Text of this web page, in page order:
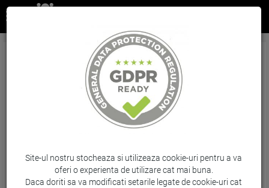
Tavita corespondenta A4-C4 Herlitz Clasic -
Brand: Herlitz / Cod: 9475560
Site-ul nostru stocheaza si utilizeaza cookie-uri pentru a va
oferi o experienta de utilizare cat mai buna.
Daca doriti sa va modificati setarile legate de cookie-uri cat